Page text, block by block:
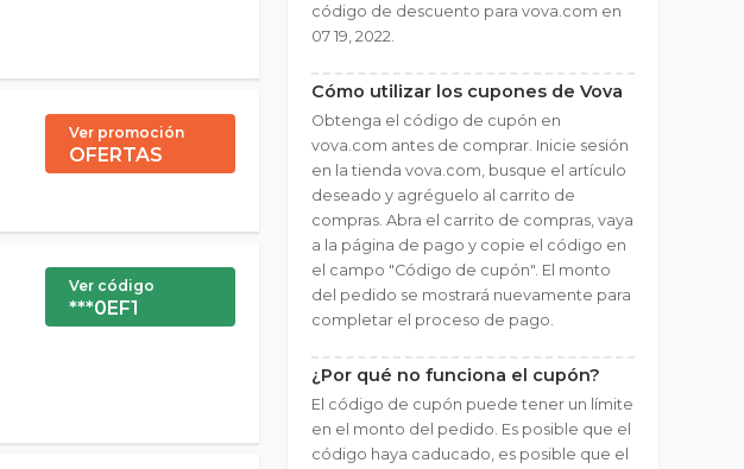
Ver promoción
OFERTAS
Ver código
***0EF1
código de descuento para vova.com en
07 19, 2022.
Cómo utilizar los cupones de Vova
Obtenga el código de cupón en
vova.com antes de comprar. Inicie sesión
en la tienda vova.com, busque el artículo
deseado y agréguelo al carrito de
compras. Abra el carrito de compras, vaya
a la página de pago y copie el código en
el campo "Código de cupón". El monto
del pedido se mostrará nuevamente para
completar el proceso de pago.
¿Por qué no funciona el cupón?
El código de cupón puede tener un límite
en el monto del pedido. Es posible que el
código haya caducado, es posible que el